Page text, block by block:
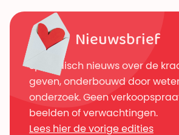
Nieuwsbrief
Sporadisch nieuws over de
geven, onderbouwd door
onderzoek. Geen
beelden of verwachtingen.
Lees hier de vorige edities